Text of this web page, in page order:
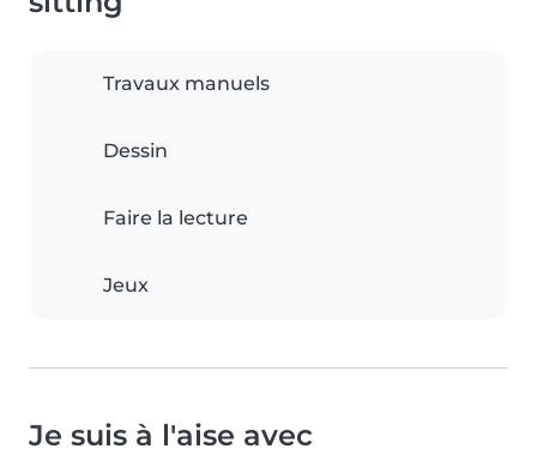
Travaux manuels
Dessin
Faire la lecture
Jeux
Je suis à l'aise avec